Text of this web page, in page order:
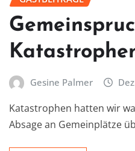
Gesine Palmer
Katastrophen hatten wir
Absage an Gemeinplätze